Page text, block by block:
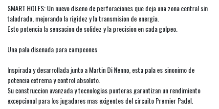
SMART HOLES: Un nuevo diseno de perforaciones que deja una zona central sin
taladrado, mejorando la rigidez y la transmision de energia.
Esto potencia la sensacion de solidez y la precision en cada golpeo.
Una pala disenada para campeones
Inspirada y desarrollada junto a Martin Di Nenno, esta pala es sinonimo de
potencia extrema y control absoluto.
Su construccion avanzada y tecnologias punteras garantizan un rendimiento
excepcional para los jugadores mas exigentes del circuito Premier Padel.